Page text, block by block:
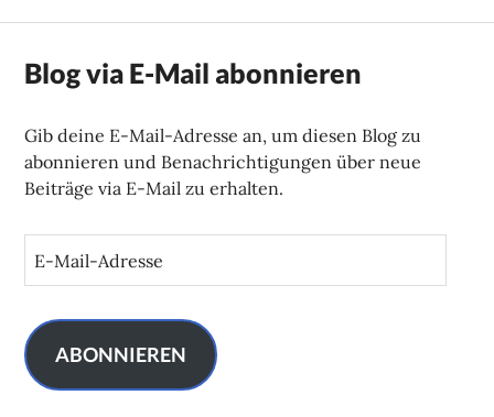
Blog via E-Mail abonnieren
Gib deine E-Mail-Adresse an, um diesen Blog zu
abonnieren und Benachrichtigungen über neue
Beiträge via E-Mail zu erhalten.
a
i
l
ABONNIEREN